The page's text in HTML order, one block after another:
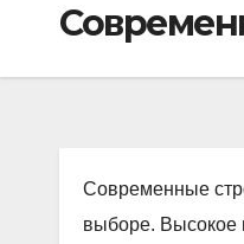
Современные
выборе. Высокое